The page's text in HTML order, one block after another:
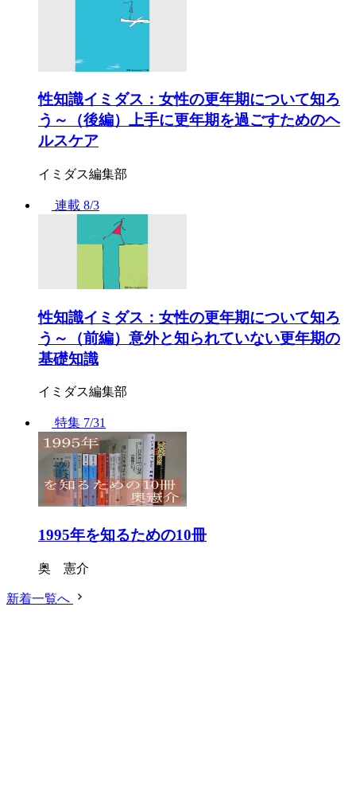
性知識イミダス：女性の更年期について知ろ
う～（後編）上手に更年期を過ごすためのヘ
ルスケア
イミダス編集部
連載 8/3
性知識イミダス：女性の更年期について知ろ
う～（前編）意外と知られていない更年期の
基礎知識
イミダス編集部
特集 7/31
1995年を知るための10冊
奥 憲介
新着一覧へ